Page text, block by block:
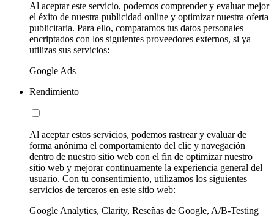
Al aceptar este servicio, podemos comprender y evaluar mejor
el éxito de nuestra publicidad online y optimizar nuestra oferta
publicitaria. Para ello, comparamos tus datos personales
encriptados con los siguientes proveedores externos, si ya
utilizas sus servicios:
Google Ads
Rendimiento
Al aceptar estos servicios, podemos rastrear y evaluar de
forma anónima el comportamiento del clic y navegación
dentro de nuestro sitio web con el fin de optimizar nuestro
sitio web y mejorar continuamente la experiencia general del
usuario. Con tu consentimiento, utilizamos los siguientes
servicios de terceros en este sitio web:
Google Analytics, Clarity, Reseñas de Google, A/B-Testing